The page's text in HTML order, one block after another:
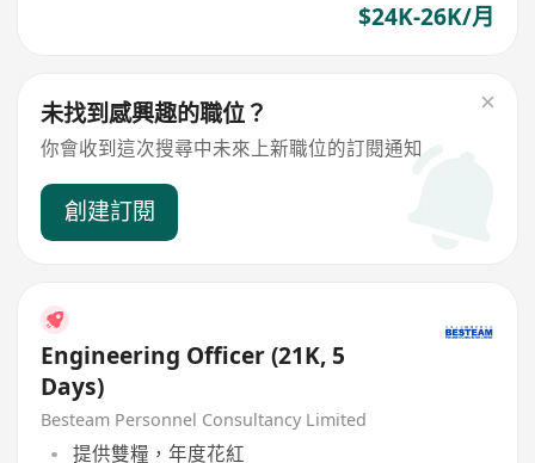
$24K-26K/月
未找到感興趣的職位？
你會收到這次搜尋中未來上新職位的訂閱通知
創建訂閱
Engineering Officer (21K, 5
Days)
Besteam Personnel Consultancy Limited
提供雙糧，年度花紅